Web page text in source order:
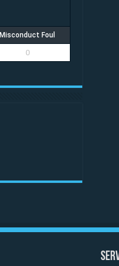
Misconduct Foul
0